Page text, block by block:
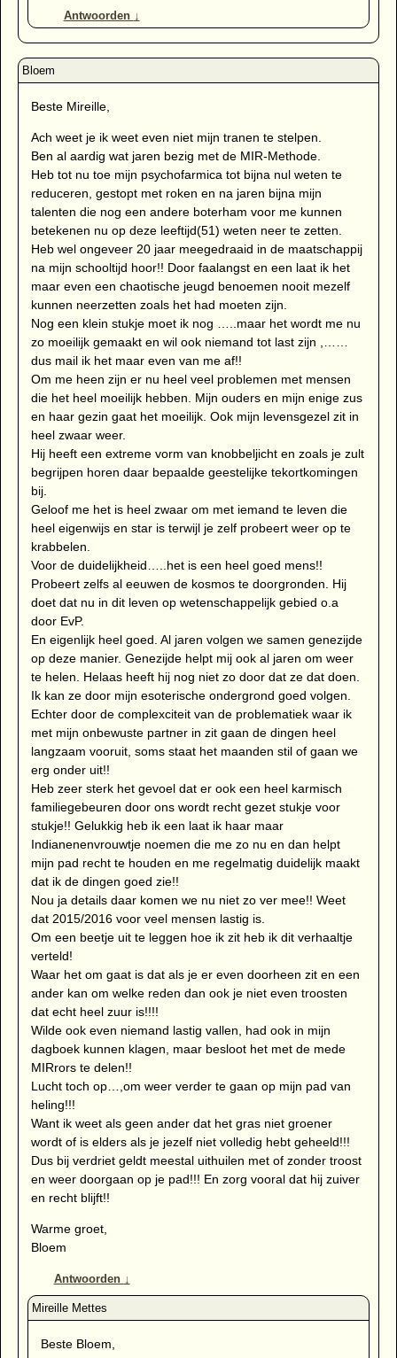
Antwoorden ↓
Beste Mireille,
Ach weet je ik weet even niet mijn tranen te stelpen.
Ben al aardig wat jaren bezig met de MIR-Methode.
Heb tot nu toe mijn psychofarmica tot bijna nul weten te
reduceren, gestopt met roken en na jaren bijna mijn
talenten die nog een andere boterham voor me kunnen
betekenen nu op deze leeftijd(51) weten neer te zetten.
Heb wel ongeveer 20 jaar meegedraaid in de maatschappij
na mijn schooltijd hoor!! Door faalangst en een laat ik het
maar even een chaotische jeugd benoemen nooit mezelf
kunnen neerzetten zoals het had moeten zijn.
Nog een klein stukje moet ik nog …..maar het wordt me nu
zo moeilijk gemaakt en wil ook niemand tot last zijn ,……
dus mail ik het maar even van me af!!
Om me heen zijn er nu heel veel problemen met mensen
die het heel moeilijk hebben. Mijn ouders en mijn enige zus
en haar gezin gaat het moeilijk. Ook mijn levensgezel zit in
heel zwaar weer.
Hij heeft een extreme vorm van knobbeljicht en zoals je zult
begrijpen horen daar bepaalde geestelijke tekortkomingen
bij.
Geloof me het is heel zwaar om met iemand te leven die
heel eigenwijs en star is terwijl je zelf probeert weer op te
krabbelen.
Voor de duidelijkheid…..het is een heel goed mens!!
Probeert zelfs al eeuwen de kosmos te doorgronden. Hij
doet dat nu in dit leven op wetenschappelijk gebied o.a
door EvP.
En eigenlijk heel goed. Al jaren volgen we samen genezijde
op deze manier. Genezijde helpt mij ook al jaren om weer
te helen. Helaas heeft hij nog niet zo door dat ze dat doen.
Ik kan ze door mijn esoterische ondergrond goed volgen.
Echter door de complexciteit van de problematiek waar ik
met mijn onbewuste partner in zit gaan de dingen heel
langzaam vooruit, soms staat het maanden stil of gaan we
erg onder uit!!
Heb zeer sterk het gevoel dat er ook een heel karmisch
familiegebeuren door ons wordt recht gezet stukje voor
stukje!! Gelukkig heb ik een laat ik haar maar
Indianenenvrouwtje noemen die me zo nu en dan helpt
mijn pad recht te houden en me regelmatig duidelijk maakt
dat ik de dingen goed zie!!
Nou ja details daar komen we nu niet zo ver mee!! Weet
dat 2015/2016 voor veel mensen lastig is.
Om een beetje uit te leggen hoe ik zit heb ik dit verhaaltje
verteld!
Waar het om gaat is dat als je er even doorheen zit en een
ander kan om welke reden dan ook je niet even troosten
dat echt heel zuur is!!!!
Wilde ook even niemand lastig vallen, had ook in mijn
dagboek kunnen klagen, maar besloot het met de mede
MIRrors te delen!!
Lucht toch op…,om weer verder te gaan op mijn pad van
heling!!!
Want ik weet als geen ander dat het gras niet groener
wordt of is elders als je jezelf niet volledig hebt geheeld!!!
Dus bij verdriet geldt meestal uithuilen met of zonder troost
en weer doorgaan op je pad!!! En zorg vooral dat hij zuiver
en recht blijft!!
Warme groet,
Bloem
Antwoorden ↓
Beste Bloem,